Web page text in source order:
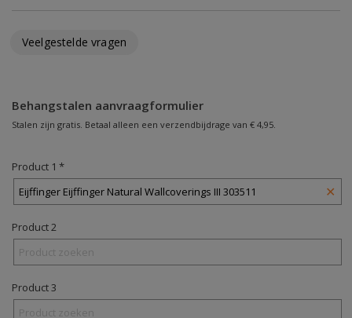
Veelgestelde vragen
Behangstalen aanvraagformulier
Stalen zijn gratis. Betaal alleen een verzendbijdrage van € 4,95.
Product 1 *
✕
Product 2
Product 3